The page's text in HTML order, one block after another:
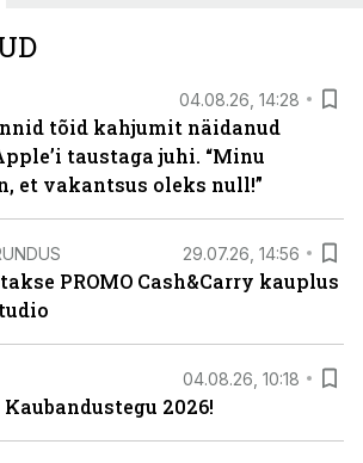
04.08.26, 14:28
tõid kahjumit näidanud
taustaga juhi. “Minu
et vakantsus oleks null!”
29.07.26, 14:56
PROMO Cash&Carry kauplus
04.08.26, 10:18
2026!